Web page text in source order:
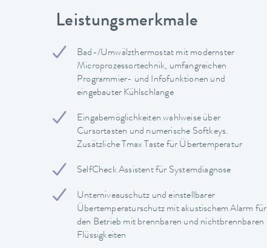
Leistungsmerkmale
Bad-/Umwälzthermostat mit modernster
Microprozessortechnik, umfangreichen
Programmier- und Infofunktionen und
eingebauter Kühlschlange
Eingabemöglichkeiten wahlweise über
Cursortasten und numerische Softkeys.
Zusätzliche Tmax Taste für Übertemperatur
SelfCheck Assistent für Systemdiagnose
Unterniveauschutz und einstellbarer
Übertemperaturschutz mit akustischem Alarm für
den Betrieb mit brennbaren und nichtbrennbaren
Flüssigkeiten